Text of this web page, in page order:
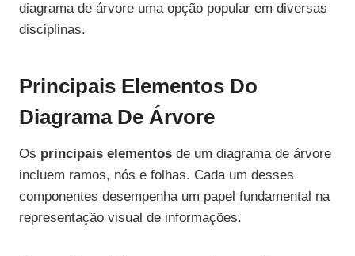
diagrama de árvore uma opção popular em diversas
disciplinas.
Principais Elementos Do
Diagrama De Árvore
Os principais elementos de um diagrama de árvore
incluem ramos, nós e folhas. Cada um desses
componentes desempenha um papel fundamental na
representação visual de informações.